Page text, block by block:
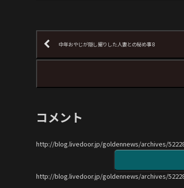
中年おやじが隠し撮りした人妻との秘め事 8
コメント
http://blog.livedoor.jp/goldennews/archives/
http://blog.livedoor.jp/goldennews/archives/